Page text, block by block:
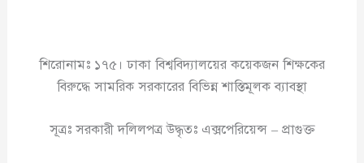
শিরোনামঃ ১৭৫। ঢাকা বিশ্ববিদ্যালয়ের কয়েকজন শিক্ষকের
বিরুদ্ধে সামরিক সরকারের বিভিন্ন শাস্তিমূলক ব্যাবস্থা
সূত্রঃ সরকারী দলিলপত্র উদ্ধৃতঃ এক্সপেরিয়েন্স – প্রাগুক্ত